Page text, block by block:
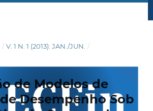
/ V. 1 N. 1 (2013): JAN./JUN.
/
de Modelos de
Desempenho Sob